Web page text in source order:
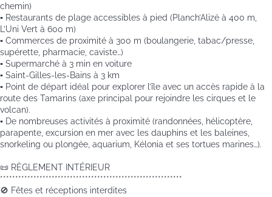
chemin)
▪️ Restaurants de plage accessibles à pied (Planch’Alizé à 400 m,
L’Uni Vert à 600 m)
▪️ Commerces de proximité à 300 m (boulangerie, tabac/presse,
supérette, pharmacie, caviste…)
▪️ Supermarché à 3 min en voiture
▪️ Saint-Gilles-les-Bains à 3 km
▪️ Point de départ idéal pour explorer l’île avec un accès rapide à la
route des Tamarins (axe principal pour rejoindre les cirques et le
volcan).
▪️ De nombreuses activités à proximité (randonnées, hélicoptère,
parapente, excursion en mer avec les dauphins et les baleines,
snorkeling ou plongée, aquarium, Kélonia et ses tortues marines…).
📜 RÈGLEMENT INTÉRIEUR
************************************************************
🚫 Fêtes et réceptions interdites